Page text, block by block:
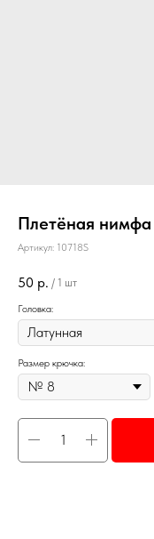
Плетёная
Артикул: 10718S
50 р. / 1 шт
Головка:
Размер крючка: